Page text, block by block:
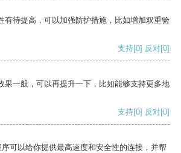
有待提高，可以加强防护措施，比如增加双重验
支持[0] 反对[0]
果一般，可以再提升一下，比如能够支持更多地
支持[0] 反对[0]
可以给你提供最高速度和安全性的连接，并帮